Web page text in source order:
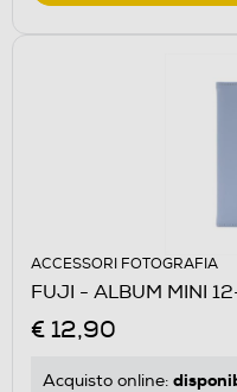
ACCESSORI FOTOGRAFIA
FUJI - ALBUM MINI
€ 12,90
Acquisto online: